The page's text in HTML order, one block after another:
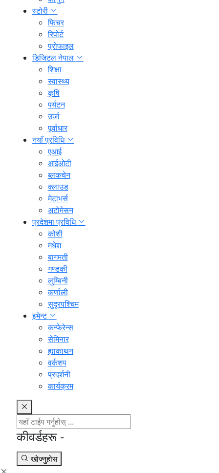
स्टोरी
फिचर
रिपोर्ट
प्रोफाइल
डिजिटल नेपाल
शिक्षा
स्वास्थ्य
कृषि
पर्यटन
उर्जा
पूर्वाधार
नयाँ प्रविधि
एआई
आईओटी
ब्लकचेन
क्लाउड
मेटाभर्स
अटोमेसन
प्रदेशमा प्रविधि
कोशी
मधेश
बागमती
गण्डकी
लुम्बिनी
कर्णाली
सुदूरपश्चिम
इभेन्ट
कन्फेरेन्स
सेमिनार
ह्याकाथन
वर्कशप
प्रदर्शनी
कार्यक्रम
कीवर्डहरू -
खोज्नुहोस